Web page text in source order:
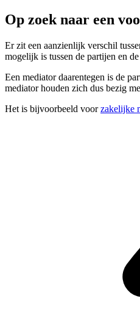
Op zoek naar een
Er zit een aanzienlijk verschil
mogelijk is tussen de partijen en
Een mediator daarentegen is de
mediator houden zich dus bezig
Het is bijvoorbeeld voorzakelijke